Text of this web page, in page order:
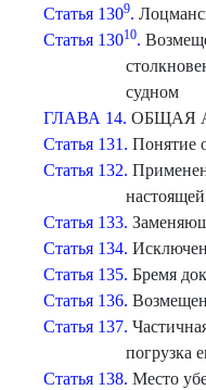
Статья 1309.
Статья 13010.
судном
ГЛАВА 14. ОБЩАЯ
Статья 131. Понятие
Статья 132.
Статья 133.
Статья 134.
Статья 135. Бремя
Статья 136.
Статья 137.
погрузка
Статья 138. Место